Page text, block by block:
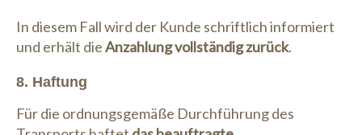
In diesem Fall wird der Kunde schriftlich informiert
und erhält dieAnzahlung vollständig zurück.
8. Haftung
Für die ordnungsgemäße Durchführung des